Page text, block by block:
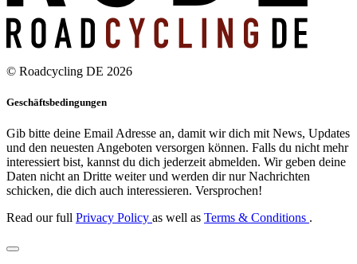
© Roadcycling DE 2026
Geschäftsbedingungen
Gib bitte deine Email Adresse an, damit wir dich mit News, Updates
und den neuesten Angeboten versorgen können. Falls du nicht mehr
interessiert bist, kannst du dich jederzeit abmelden. Wir geben deine
Daten nicht an Dritte weiter und werden dir nur Nachrichten
schicken, die dich auch interessieren. Versprochen!
Read our full Privacy Policy as well as Terms & Conditions .